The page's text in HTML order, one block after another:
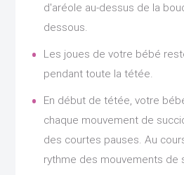
d'aréole au-dessus de la
dessous.
Les joues de votre bébé
pendant toute la tétée.
En début de tétée, votre
chaque mouvement de
des courtes pauses. Au
rythme des mouvements de